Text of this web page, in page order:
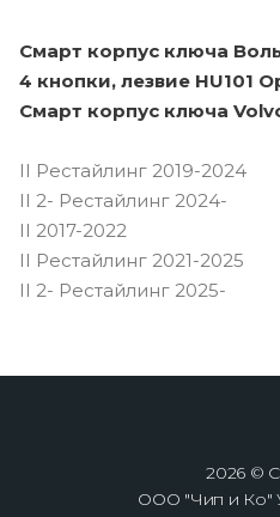
Смарт корпус ключа
4 кнопки, лезвие HU101
Смарт корпус ключа
II Рестайлинг 2019-2024
II 2- Рестайлинг 2024-
II 2017-2022
II Рестайлинг 2021-2025
II 2- Рестайлинг 2025-
2026 ©
ООО "Чип и Ко"